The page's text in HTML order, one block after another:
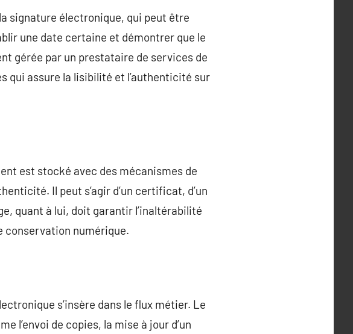
signature électronique, qui peut être
une date certaine et démontrer que le
gérée par un prestataire de services de
qui assure la lisibilité et l’authenticité sur
est stocké avec des mécanismes de
Il peut s’agir d’un certificat, d’un
quant à lui, doit garantir l’inaltérabilité
conservation numérique.
s’insère dans le flux métier. Le
l’envoi de copies, la mise à jour d’un